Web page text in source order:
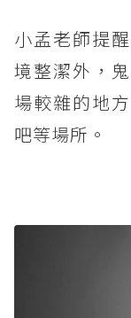
小孟老師提
境整潔外，
場較雜的地
吧等場所。